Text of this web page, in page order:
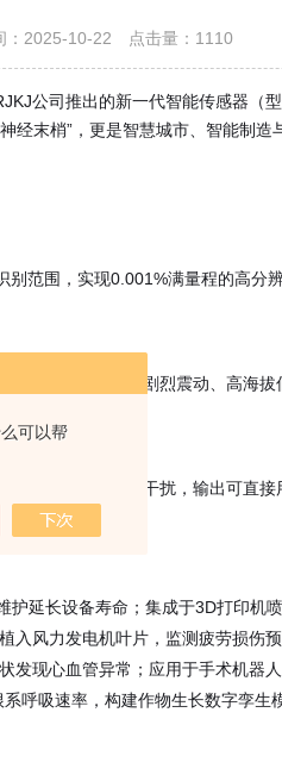
可以帮
2025-10-22 点击量： 1110
公司推出的新一代智能传感器（
末梢”，更是智慧城市、智能制造
范围，实现0.001%满量程的高分
可在盐雾腐蚀、剧烈震动、高海拔
，自动剔除噪声干扰，输出可直接
护延长设备寿命；集成于3D打印机
入风力发电机叶片，监测疲劳损伤预
发现心血管异常；应用于手术机器
呼吸速率，构建作物生长数字孪生